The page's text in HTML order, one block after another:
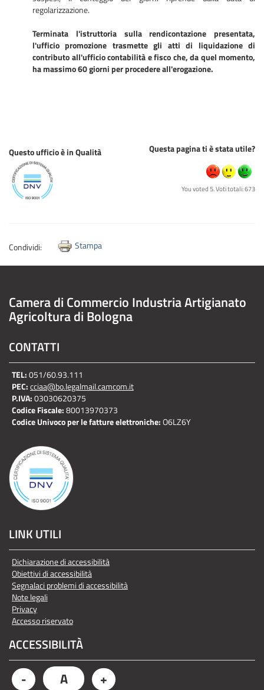
regolarizzazione.
Terminata l'istruttoria sulla rendicontazione presentata,
l'ufficio promozione trasmette gli atti di liquidazione di
contributo all'ufficio contabilità e fisco che, da quel momento,
ha massimo 60 giorni per procedere all'erogazione.
Questa pagina ti è stata utile?
You voted 5. Voti totali: 673
Questo ufficio è in Qualità
Condividi: Stampa
Camera di Commercio Industria Artigianato
Agricoltura di Bologna
CONTATTI
TEL:051/60.93.111
PEC:cciaa@bo.legalmail.camcom.it
P.IVA:03030620375
Codice Fiscale:80013970373
Codice Univoco per le fatture elettroniche:O6LZ6Y
LINK UTILI
Dichiarazione di accessibilità
Obiettivi di accessibilità
Segnalaci problemi di accessibilità
Note legali
Privacy
Accesso riservato
ACCESSIBILITÀ
- A +